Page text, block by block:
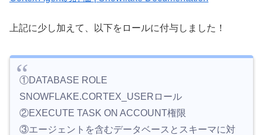
上記に少し加えて、以下をロールに付与しました！
①DATABASE ROLE
SNOWFLAKE.CORTEX_USERロール
②EXECUTE TASK ON ACCOUNT権限
③エージェントを含むデータベースとスキーマに対